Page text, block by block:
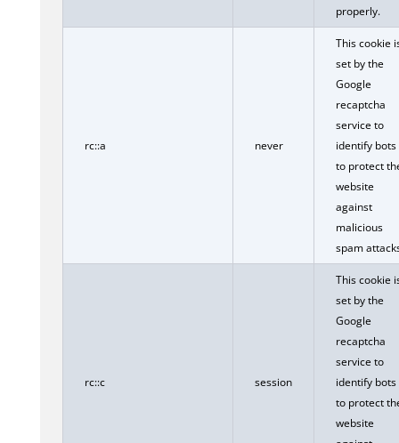
properly.
rc::a never
This cookie
set by the
Google
recaptcha
service to
identify bots
to protect
website
against
malicious
spam
rc::c session
This cookie
set by the
Google
recaptcha
service to
identify bots
to protect
website